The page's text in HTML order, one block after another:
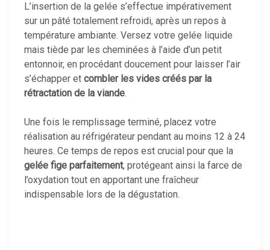
L’insertion de la gelée s’effectue impérativement
sur un pâté totalement refroidi, après un repos à
température ambiante. Versez votre gelée liquide
mais tiède par les cheminées à l’aide d’un petit
entonnoir, en procédant doucement pour laisser l’air
s’échapper et combler les vides créés par la
rétractation de la viande.
Une fois le remplissage terminé, placez votre
réalisation au réfrigérateur pendant au moins 12 à 24
heures. Ce temps de repos est crucial pour que la
gelée fige parfaitement, protégeant ainsi la farce de
l’oxydation tout en apportant une fraîcheur
indispensable lors de la dégustation.